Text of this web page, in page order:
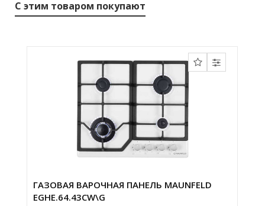
С этим товаром покупают
ГАЗОВАЯ ВАРОЧНАЯ ПАНЕЛЬ MAUNFELD
EGHE.64.43CW\G